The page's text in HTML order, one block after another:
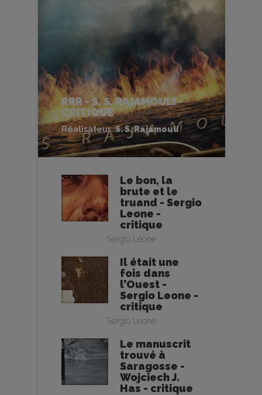
RRR - S. S. RAJAMOULI -
CRITIQUE
Réalisateur :S. S. Rajamouli
Le bon, la
brute et le
truand - Sergio
Leone -
critique
Sergio Leone
Il était une
fois dans
l’Ouest -
Sergio Leone -
critique
Sergio Leone
Le manuscrit
trouvé à
Saragosse -
Wojciech J.
Has - critique